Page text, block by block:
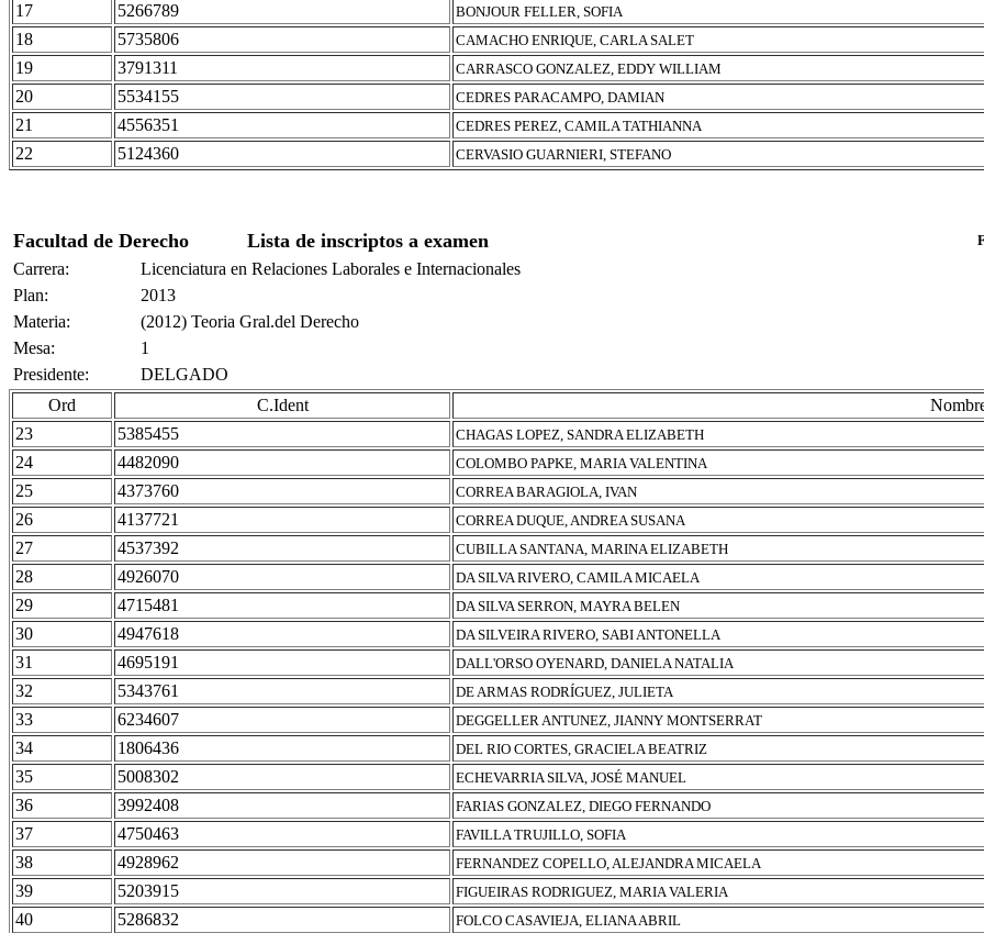
17 5266789 BONJOUR FELLER, SOFIA
18 5735806 CAMACHO ENRIQUE, CARLA SALET
19 3791311 CARRASCO GONZALEZ, EDDY WILLIAM
20 5534155 CEDRES PARACAMPO, DAMIAN
21 4556351 CEDRES PEREZ, CAMILA TATHIANNA
22 5124360 CERVASIO GUARNIERI, STEFANO
Facultad de Derecho Lista de inscriptos a examen
Carrera:
Licenciatura en Relaciones Laborales e Internacionales
Plan:
2013
Materia:
(2012) Teoria Gral.del Derecho
Mesa:
1
Presidente:
DELGADO
Ord
C.Ident
23
5385455 CHAGAS LOPEZ, SANDRA ELIZABETH
24 4482090 COLOMBO PAPKE, MARIA VALENTINA
25 4373760 CORREA BARAGIOLA, IVAN
26 4137721 CORREA DUQUE, ANDREA SUSANA
27 4537392 CUBILLA SANTANA, MARINA ELIZABETH
28 4926070 DA SILVA RIVERO, CAMILA MICAELA
29 4715481 DA SILVA SERRON, MAYRA BELEN
30 4947618 DA SILVEIRA RIVERO, SABI ANTONELLA
31 4695191 DALL'ORSO OYENARD, DANIELA NATALIA
32 5343761 DE ARMAS RODRÍGUEZ, JULIETA
33 6234607 DEGGELLER ANTUNEZ, JIANNY MONTSERRAT
34 1806436 DEL RIO CORTES, GRACIELA BEATRIZ
35 5008302 ECHEVARRIA SILVA, JOSÉ MANUEL
36 3992408 FARIAS GONZALEZ, DIEGO FERNANDO
37 4750463 FAVILLA TRUJILLO, SOFIA
38 4928962 FERNANDEZ COPELLO, ALEJANDRA MICAELA
39 5203915 FIGUEIRAS RODRIGUEZ, MARIA VALERIA
40 5286832 FOLCO CASAVIEJA, ELIANA ABRIL